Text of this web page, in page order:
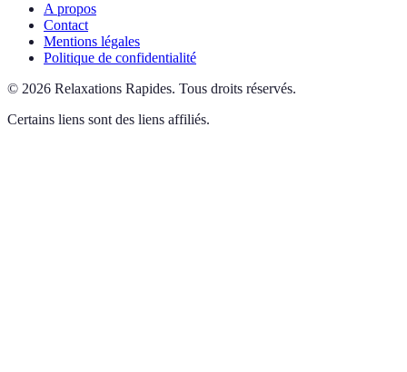
A propos
Contact
Mentions légales
Politique de confidentialité
© 2026 Relaxations Rapides. Tous droits réservés.
Certains liens sont des liens affiliés.